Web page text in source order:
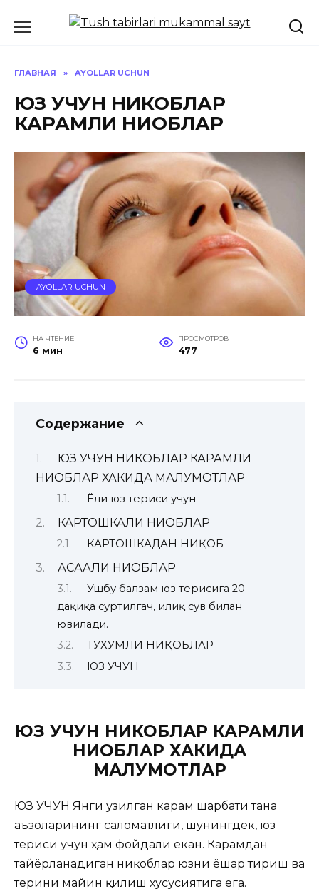
ГЛАВНАЯ » AYOLLAR UCHUN
ЮЗ УЧУН НИКОБЛАР
КАРАМЛИ НИҚОБЛАР
AYOLLAR UCHUN
НА ЧТЕНИЕ
6 мин
ПРОСМОТРОВ
477
Содержание
ЮЗ УЧУН НИКОБЛАР КАРАМЛИ
НИҚОБЛАР ХАКИДА МАЛУМОТЛАР
Ёғли юз териси учун
КАРТОШКАЛИ НИҚОБЛАР
КАРТОШКАДАН НИҚОБ
АСААЛИ НИҚОБЛАР
Ушбу балзам юз терисига 20
дақиқа суртилгач, илиқ сув билан
ювилади.
ТУХУМЛИ НИҚОБЛАР
ЮЗ УЧУН
ЮЗ УЧУН НИКОБЛАР КАРАМЛИ
НИҚОБЛАР ХАКИДА
МАЛУМОТЛАР
ЮЗ УЧУН Янги узилган карам шарбати тана
аъзоларининг саломатлиги, шунингдек, юз
териси учун ҳам фойдали екан. Карамдан
тайёрланадиган ниқоблар юзни ёшар тириш ва
терини майин қилиш хусусиятига ега.